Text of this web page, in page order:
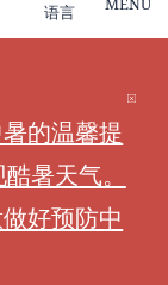
语言
的温馨提
暑天气。
好预防中